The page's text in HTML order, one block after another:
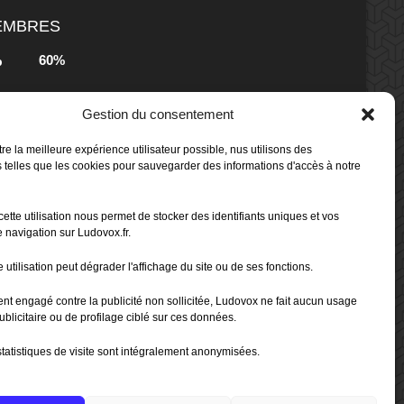
Gestion du consentement
la meilleure expérience utilisateur possible, nus utilisons des
telles que les cookies pour sauvegarder des informations d'accès à notre
utilisation nous permet de stocker des identifiants uniques et vos
navigation sur Ludovox.fr.
utilisation peut dégrader l'affichage du site ou de ses fonctions.
engagé contre la publicité non sollicitée, Ludovox ne fait aucun usage
ou de profilage ciblé sur ces données.
de visite sont intégralement anonymisées.
60%
-
-
80%
70%